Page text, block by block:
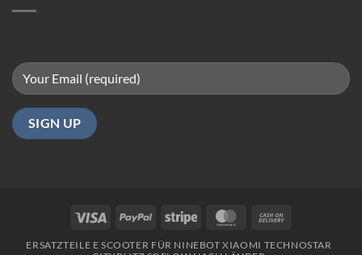
Visa PayPal Stripe MasterCard
ERSATZTEILE E SCOOTER FÜR NINEBOT XIAOMI TECHNOSTAR